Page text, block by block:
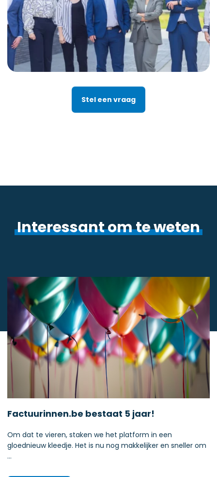
Stel een vraag
Interessantomteweten
Factuurinnen.be bestaat 5 jaar!
Om dat te vieren, staken we het platform in een
gloednieuw kleedje. Het is nu nog makkelijker en sneller om
…